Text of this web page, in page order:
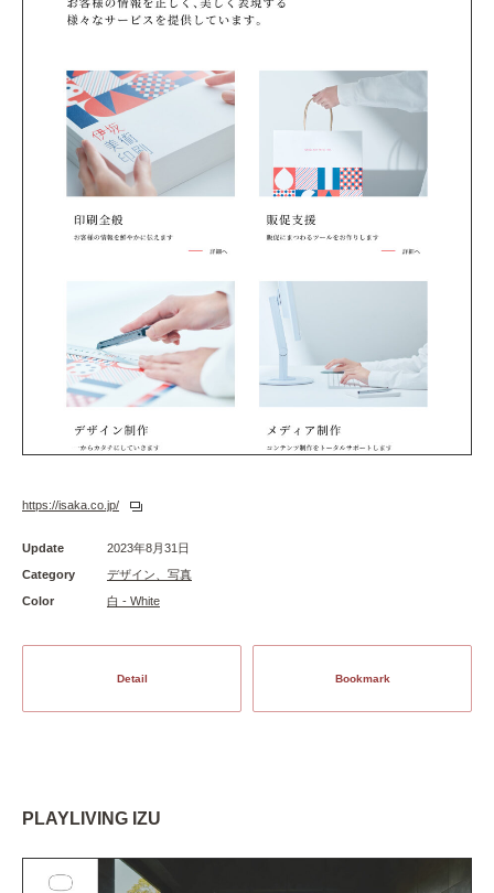
https://isaka.co.jp/
Update
2023年8月31日
Category
デザイン、写真
Color
白 - White
Detail Bookmark
PLAYLIVING IZU